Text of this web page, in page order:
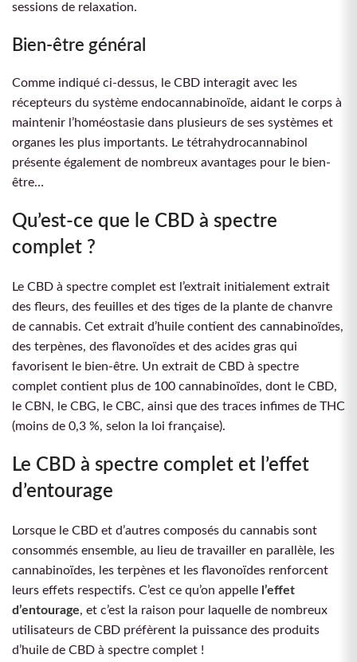
sessions de relaxation.
Bien-être général
Comme indiqué ci-dessus, le CBD interagit avec les
récepteurs du système endocannabinoïde, aidant le corps à
maintenir l’homéostasie dans plusieurs de ses systèmes et
organes les plus importants. Le tétrahydrocannabinol
présente également de nombreux avantages pour le bien-
être…
Qu’est-ce que le CBD à spectre
complet ?
Le CBD à spectre complet est l’extrait initialement extrait
des fleurs, des feuilles et des tiges de la plante de chanvre
de cannabis. Cet extrait d’huile contient des cannabinoïdes,
des terpènes, des flavonoïdes et des acides gras qui
favorisent le bien-être. Un extrait de CBD à spectre
complet contient plus de 100 cannabinoïdes, dont le CBD,
le CBN, le CBG, le CBC, ainsi que des traces infimes de THC
(moins de 0,3 %, selon la loi française).
Le CBD à spectre complet et l’effet
d’entourage
Lorsque le CBD et d’autres composés du cannabis sont
consommés ensemble, au lieu de travailler en parallèle, les
cannabinoïdes, les terpènes et les flavonoïdes renforcent
leurs effets respectifs. C’est ce qu’on appelle l’effet
d’entourage, et c’est la raison pour laquelle de nombreux
utilisateurs de CBD préfèrent la puissance des produits
d’huile de CBD à spectre complet !